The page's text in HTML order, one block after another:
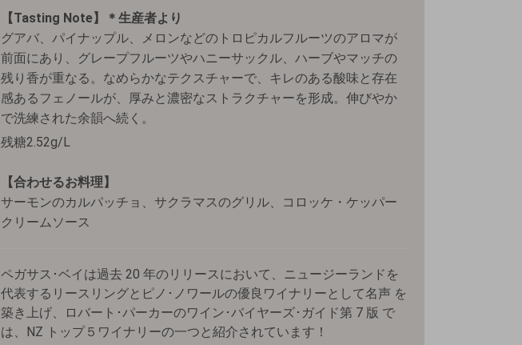
【Tasting Note】＊生産者より
グアバ、パイナップル、メロンなどのトロピカルフルーツのアロマが
前面にあり、グレープフルーツやハニーサックル、ハーブやマッチの
残り香が重なる。なめらかなテクスチャーで、キレのある酸味と存在
感あるフェノールが、厚みと濃密なストラクチャーを形成。伸びやか
で洗練された余韻へ続く。
残糖2.52g/L
【合わせるお料理】
サーモンのカルパッチョ、サクラマスのグリル、コロッケ・ケッパー
クリームソース
ペガサス･ベイは過去 20 年のリリースにおいて、ニュージーランドを
代表するリースリングとピノ･ノワールの優良ワイナリーとして名声 を
築き上げ、ロバート･パーカーのワイン･バイヤーズ･ガイド第 7 版 で
は、NZ トップ５ワイナリーの一つと紹介されています！